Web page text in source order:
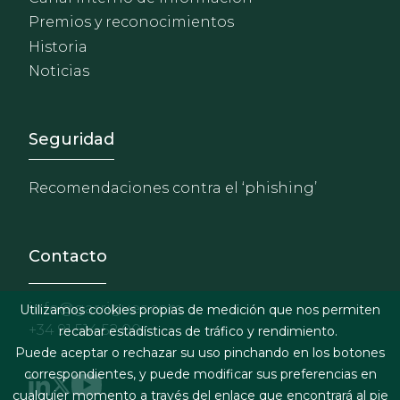
Premios y reconocimientos
Historia
Noticias
Footer - Extranet y
Seguridad
Recomendaciones contra el ‘phishing’
Contacto
info@garrigues.com
+34 91 514 52 00
Utilizamos cookies propias de medición que nos permiten
recabar estadísticas de tráfico y rendimiento.
Puede aceptar o rechazar su uso pinchando en los botones
correspondientes, y puede modificar sus preferencias en
cualquier momento a través del enlace que encontrará al pie